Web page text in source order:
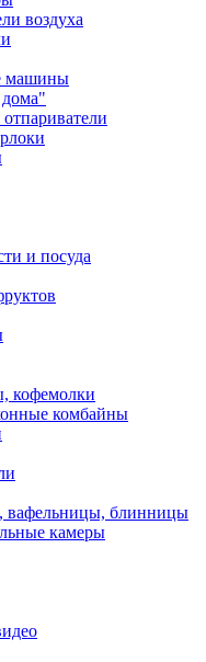
воздуха
машины
и посуда
кофемолки
комбайны
вафельницы, блинницы
камеры